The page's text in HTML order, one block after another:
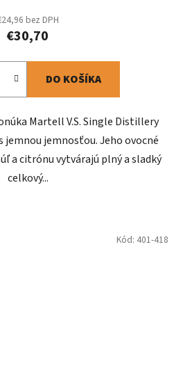
bez DPH
€30,70
DO KOŠÍKA
Martell V.S. Single Distillery
jemnou jemnosťou. Jeho ovocné
a citrónu vytvárajú plný a sladký
celkový...
Kód: 401-418